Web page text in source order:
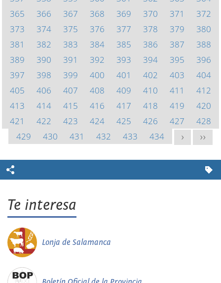
365
366 367 368 369 370 371
372
373
374 375 376 377 378 379
380
381
382 383 384 385 386 387
388
389
390 391 392 393 394 395
396
397
398 399 400 401 402 403
404
405
406 407 408 409 410 411
412
413
414 415 416 417 418 419
420
421
422 423 424 425 426 427
428
429
430 431 432 433 434 > >>
Te interesa
Lonja de Salamanca